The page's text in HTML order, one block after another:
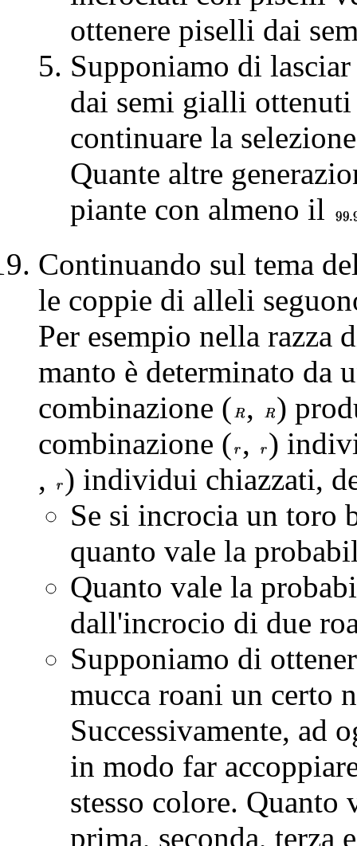
ottenere piselli dai
Supponiamo di
dai semi gialli ottenuti
continuare la
Quante altre
piante con almeno il
Continuando sul tema
le coppie di alleli
Per esempio nella
manto è determinato da
combinazione ( ,
)
combinazione ( ,
)
,
) individui chiazzati,
Se si incrocia un toro
quanto vale la
Quanto vale la
dall'incrocio di due
Supponiamo di
mucca roani un certo
Successivamente, ad
in modo far
stesso colore. Quanto
prima, seconda, terza